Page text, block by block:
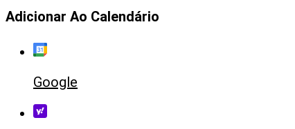
Adicionar Ao Calendário
Google